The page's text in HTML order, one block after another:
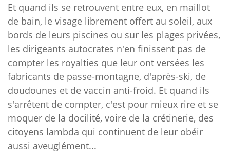
Et quand ils se retrouvent entre eux, en maillot
de bain, le visage librement offert au soleil, aux
bords de leurs piscines ou sur les plages privées,
les dirigeants autocrates n'en finissent pas de
compter les royalties que leur ont versées les
fabricants de passe-montagne, d'après-ski, de
doudounes et de vaccin anti-froid. Et quand ils
s'arrêtent de compter, c'est pour mieux rire et se
moquer de la docilité, voire de la crétinerie, des
citoyens lambda qui continuent de leur obéir
aussi aveuglément...